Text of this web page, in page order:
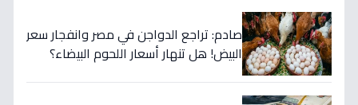
صادم: تراجع الدواجن في مصر وانفجار سعر
البيض! هل تنهار أسعار اللحوم البيضاء؟